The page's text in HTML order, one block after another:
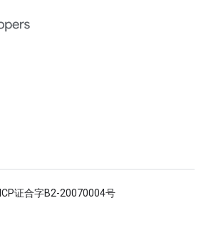
ICP证合字B2-20070004号